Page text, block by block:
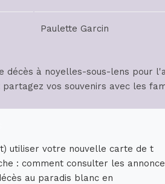
Paulette Garcin
utiliser votre nouvelle carte de t
: comment consulter les annonce
au paradis blanc en